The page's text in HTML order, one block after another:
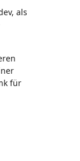
als
für